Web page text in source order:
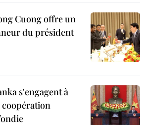
Cuong offre un
du président
s'engagent à